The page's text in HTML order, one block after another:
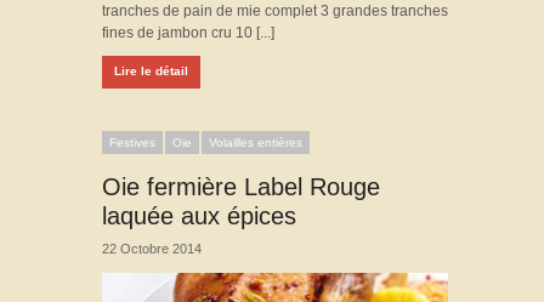
tranches de pain de mie complet 3 grandes tranches
fines de jambon cru 10 [...]
Lire le détail
Festives Oie Volailles entières
Oie fermière Label Rouge
laquée aux épices
22 Octobre 2014